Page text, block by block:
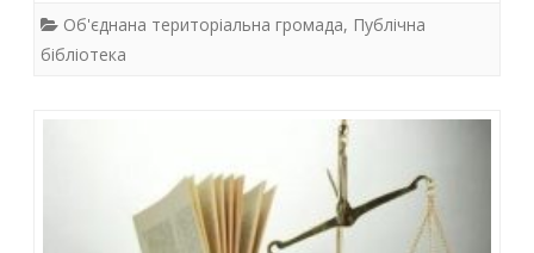
e
b
itt at
p
k
Об'єднана територіальна громада, Публічна
бібліотека